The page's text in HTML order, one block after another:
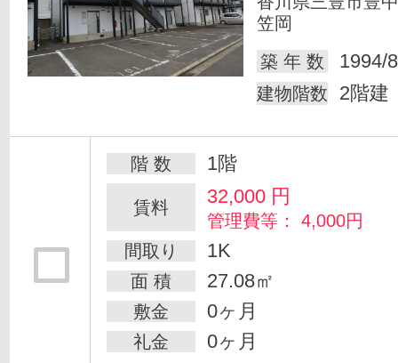
笠岡
築 年 数
1994/
建物階数 2階建
階 数 1階
賃料 32,000 円
管理費等： 4,000円
間取り
1K
面 積 27.08㎡
敷金 0ヶ月
礼金 0ヶ月